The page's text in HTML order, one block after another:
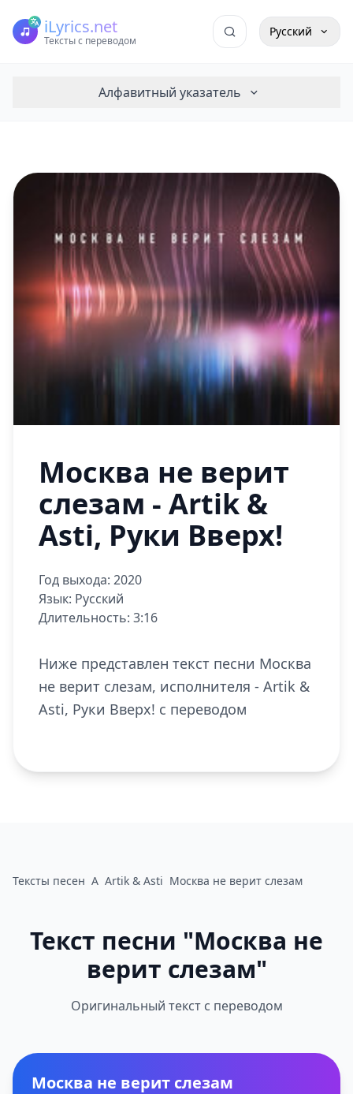
iLyrics.net
Тексты с переводом
Русский
Алфавитный указатель
Москва не верит
слезам - Artik &
Asti, Руки Вверх!
Год выхода: 2020
Язык: Русский
Длительность: 3:16
Ниже представлен текст песни Москва
не верит слезам, исполнителя - Artik &
Asti, Руки Вверх! с переводом
Тексты песен A Artik & Asti Москва не верит слезам
Текст песни "Москва не
верит слезам"
Оригинальный текст с переводом
Москва не верит слезам